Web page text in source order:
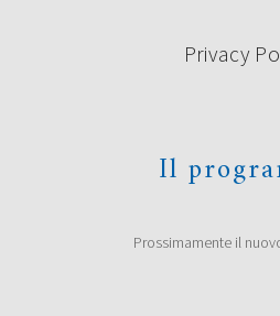
Privacy
Il
Prossimamente il